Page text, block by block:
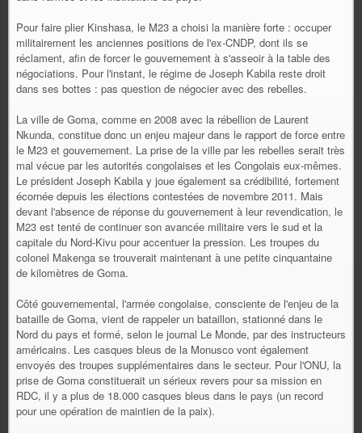
Pour faire plier Kinshasa, le M23 a choisi la manière forte : occuper
militairement les anciennes positions de l'ex-CNDP, dont ils se
réclament, afin de forcer le gouvernement à s'asseoir à la table des
négociations. Pour l'instant, le régime de Joseph Kabila reste droit
dans ses bottes : pas question de négocier avec des rebelles.
La ville de Goma, comme en 2008 avec la rébellion de Laurent
Nkunda, constitue donc un enjeu majeur dans le rapport de force entre
le M23 et gouvernement. La prise de la ville par les rebelles serait très
mal vécue par les autorités congolaises et les Congolais eux-mêmes.
Le président Joseph Kabila y joue également sa crédibilité, fortement
écornée depuis les élections contestées de novembre 2011. Mais
devant l'absence de réponse du gouvernement à leur revendication, le
M23 est tenté de continuer son avancée militaire vers le sud et la
capitale du Nord-Kivu pour accentuer la pression. Les troupes du
colonel Makenga se trouverait maintenant à une petite cinquantaine
de kilomètres de Goma.
Côté gouvernemental, l'armée congolaise, consciente de l'enjeu de la
bataille de Goma, vient de rappeler un bataillon, stationné dans le
Nord du pays et formé, selon le journal Le Monde, par des instructeurs
américains. Les casques bleus de la Monusco vont également
envoyés des troupes supplémentaires dans le secteur. Pour l'ONU, la
prise de Goma constituerait un sérieux revers pour sa mission en
RDC, il y a plus de 18.000 casques bleus dans le pays (un record
pour une opération de maintien de la paix).